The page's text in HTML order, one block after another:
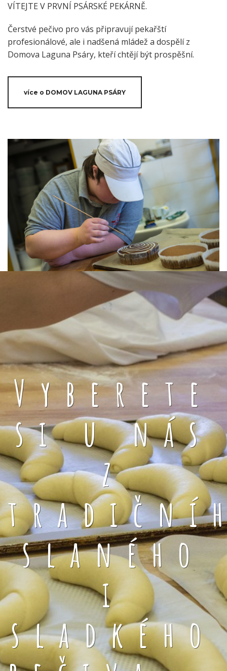
VÍTEJTE V PRVNÍ PSÁRSKÉ PEKÁRNĚ.
Čerstvé pečivo pro vás připravují pekařští
profesionálové, ale i nadšená mládež a dospělí z
Domova Laguna Psáry, kteří chtějí být prospěšní.
více o DOMOV LAGUNA PSÁRY
Vyberete
si u nás
z
slaného
i
sladkého